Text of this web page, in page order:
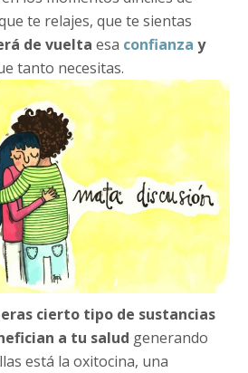
te relajes, que te sientas
de vuelta esa confianza y
tanto necesitas.
cierto tipo de sustancias
a tu salud generando
está la oxitocina, una